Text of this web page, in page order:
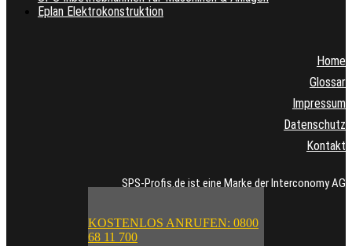
KOSTENLOS ANRUFEN: 0800
68 11 700
Eplan Elektrokonstruktion
Home
Glossar
Impressum
Datenschutz
Kontakt
SPS-Profis.de ist eine Marke der Interconomy AG